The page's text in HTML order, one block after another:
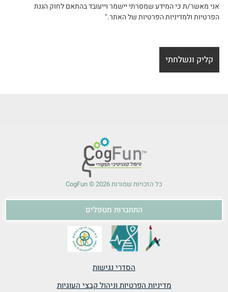
אני מאשר/ת כי המידע שמסרתי יישמר וייעובד בהתאם לחוק הגנת
הפרטיות ולמדיניות הפרטיות של האתר."
כל הזכויות שמורות 2026 © CogFun
התחברות מטפלים
הסדרי נגישות
מדיניות הפרטיות וניהול קבצי העוגיות